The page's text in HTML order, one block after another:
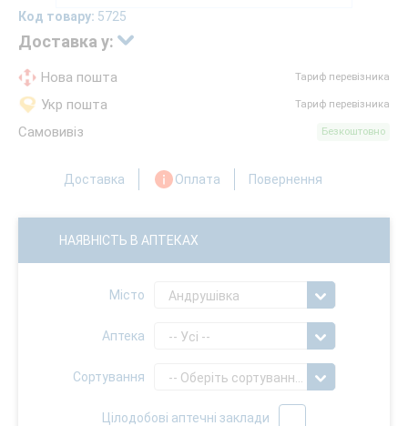
Код товару: 5725
Доставка у:
Нова пошта Тариф перевізника
Укр пошта Тариф перевізника
Самовивіз Безкоштовно
Доставка Оплата Повернення
НАЯВНІСТЬ В АПТЕКАХ
Місто Андрушівка
Аптека -- Усі --
Сортування
Цілодобові аптечні заклади